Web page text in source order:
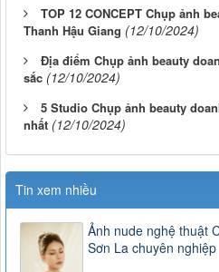
TOP 12 CONCEPT Chụp ảnh
Thanh Hậu Giang (12/10/2024)
Địa điểm Chụp ảnh beauty
sắc (12/10/2024)
5 Studio Chụp ảnh beauty
nhất (12/10/2024)
Tin xem nhiều
Ảnh nude nghệ thuật
Sơn La chuyên nghiệp